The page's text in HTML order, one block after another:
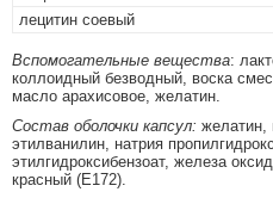
лецитин соевый
Вспомогательные вещества:
коллоидный безводный, воска
масло арахисовое, желатин.
Состав оболочки капсул: желатин,
этилванилин, натрия
этилгидроксибензоат, железа
красный (Е172).